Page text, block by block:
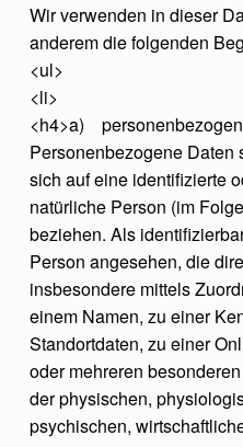
Wir verwenden in dieser
anderem die folgenden
<ul>
<li>
<h4>a)
Personenbezogene Daten
sich auf eine identifizierte
natürliche Person (im
beziehen. Als
Person angesehen, die
insbesondere mittels
einem Namen, zu einer
Standortdaten, zu einer
oder mehreren
der physischen,
psychischen,